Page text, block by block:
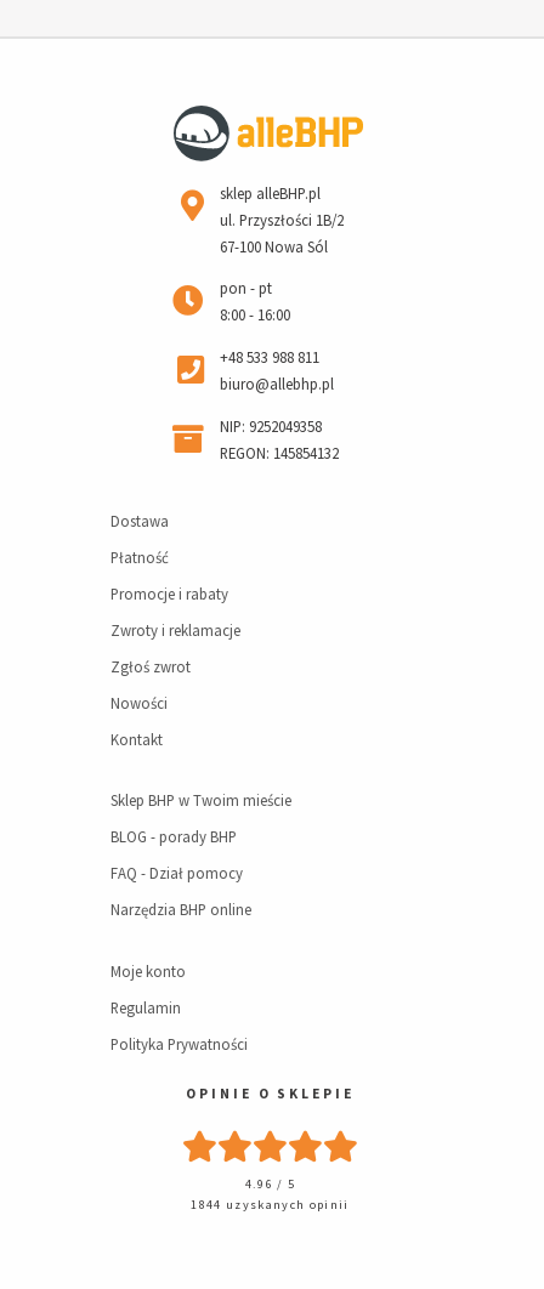
sklep alleBHP.pl
ul. Przyszłości 1B/2
67-100 Nowa Sól
pon - pt
8:00 - 16:00
+48 533 988 811
biuro@allebhp.pl
NIP: 9252049358
REGON: 145854132
Dostawa
Płatność
Promocje i rabaty
Zwroty i reklamacje
Zgłoś zwrot
Nowości
Kontakt
Sklep BHP w Twoim mieście
BLOG - porady BHP
FAQ - Dział pomocy
Narzędzia BHP online
Moje konto
Regulamin
Polityka Prywatności
OPINIE O SKLEPIE
4.96 / 5
1844 uzyskanych opinii